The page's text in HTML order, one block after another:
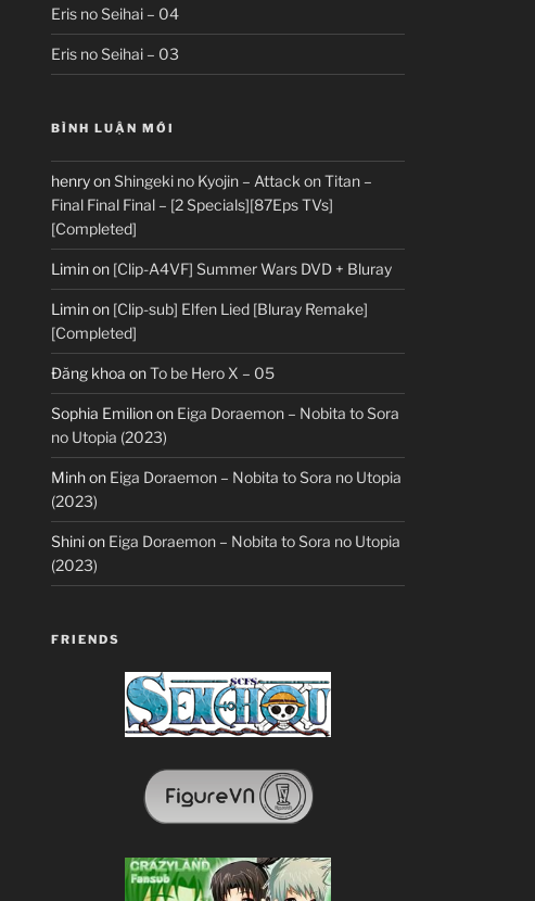
Eris no Seihai – 04
Eris no Seihai – 03
BÌNH LUẬN MỚI
henryonShingeki no Kyojin – Attack on Titan –
Final Final Final – [2 Specials][87Eps TVs]
[Completed]
Liminon [Clip-A4VF] Summer Wars DVD + Bluray
Liminon [Clip-sub] Elfen Lied [Bluray Remake]
[Completed]
Đăng khoa onTo be Hero X – 05
Sophia Emilionon Eiga Doraemon – Nobita to Sora
no Utopia (2023)
Minhon Eiga Doraemon – Nobita to Sora no Utopia
(2023)
Shinion Eiga Doraemon – Nobita to Sora no Utopia
(2023)
FRIENDS